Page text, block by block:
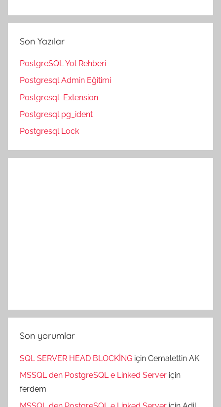
Son Yazılar
PostgreSQL Yol Rehberi
Postgresql Admin Eğitimi
Postgresql Extension
Postgresql pg_ident
Postgresql Lock
Son yorumlar
SQL SERVER HEAD BLOCKİNG için Cemalettin AK
MSSQL den PostgreSQL e Linked Server için
ferdem